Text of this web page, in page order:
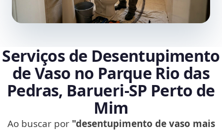
Serviços de Desentupimento
de Vaso no Parque Rio das
Pedras, Barueri‑SP Perto de
Mim
Ao buscar por "desentupimento de vaso mais